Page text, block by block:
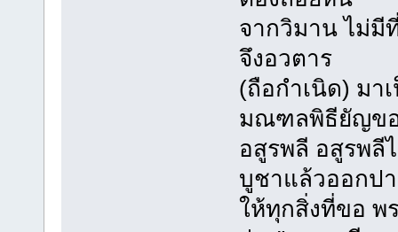
จากวิมาน ไม่มี
จึงอวตาร
(ถือกำเนิด) มา
มณฑลพิธียัญข
อสูรพลี อสูรพลี
บูชาแล้วออกป
ให้ทุกสิ่งที่ขอ